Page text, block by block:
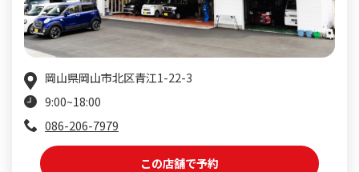
岡山県岡山市北区青江1-22-3
9:00~18:00
086-206-7979
この店舗で予約